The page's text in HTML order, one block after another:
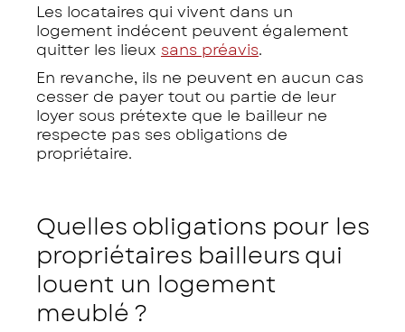
Les locataires qui vivent dans un
logement indécent peuvent également
quitter les lieux sans préavis.
En revanche, ils ne peuvent en aucun cas
cesser de payer tout ou partie de leur
loyer sous prétexte que le bailleur ne
respecte pas ses obligations de
propriétaire.
Quelles obligations pour les
propriétaires bailleurs qui
louent un logement
meublé ?